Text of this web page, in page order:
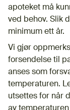
apoteket må
ved behov. Slik
minimum ett år.
Vi gjør
forsendelse til
anses som
temperaturen.
utsettes for når